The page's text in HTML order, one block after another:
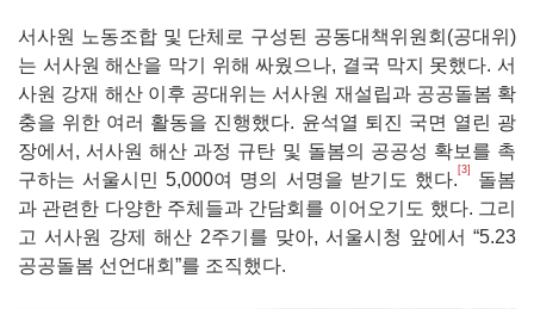
서사원 노동조합 및 단체로 구성된 공동대책위원회(공대위)
는 서사원 해산을 막기 위해 싸웠으나, 결국 막지 못했다. 서
사원 강재 해산 이후 공대위는 서사원 재설립과 공공돌봄 확
충을 위한 여러 활동을 진행했다. 윤석열 퇴진 국면 열린 광
장에서, 서사원 해산 과정 규탄 및 돌봄의 공공성 확보를 촉
구하는 서울시민 5,000여 명의 서명을 받기도 했다. [3]
돌봄
과 관련한 다양한 주체들과 간담회를 이어오기도 했다. 그리
고 서사원 강제 해산 2주기를 맞아, 서울시청 앞에서 “5.23
공공돌봄 선언대회”를 조직했다.